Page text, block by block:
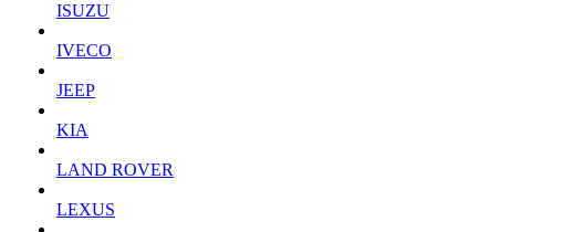
ISUZU
IVECO
JEEP
KIA
LAND ROVER
LEXUS